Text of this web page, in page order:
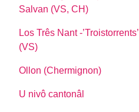
Salvan (VS, CH)
Los Três Nant -’Troistorrents’
(VS)
Ollon (Chermignon)
U nivô cantonâl